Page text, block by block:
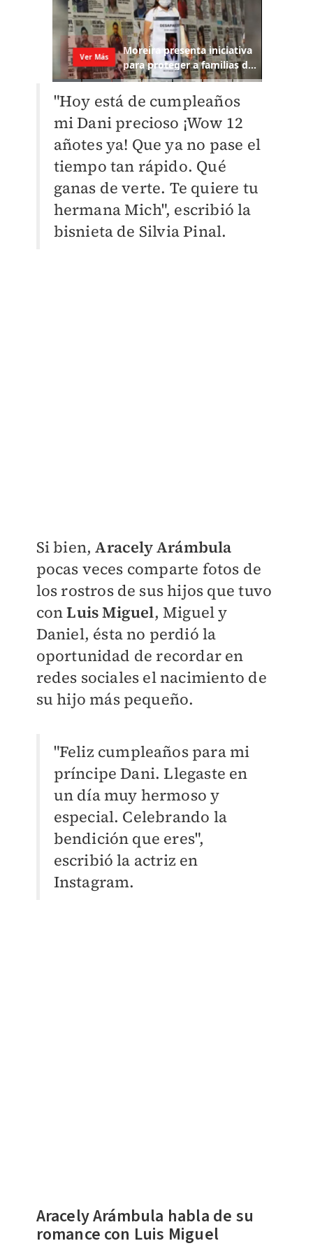
"Hoy está de cumpleaños
mi Dani precioso ¡Wow 12
añotes ya! Que ya no pase el
tiempo tan rápido. Qué
ganas de verte. Te quiere tu
hermana Mich", escribió la
bisnieta de Silvia Pinal.
Si bien, Aracely Arámbula
pocas veces comparte fotos de
los rostros de sus hijos que tuvo
conLuis Miguel, Miguel y
Daniel, ésta no perdió la
oportunidad de recordar en
redes sociales el nacimiento de
su hijo más pequeño.
"Feliz cumpleaños para mi
príncipe Dani. Llegaste en
un día muy hermoso y
especial. Celebrando la
bendición que eres",
escribió la actriz en
Instagram.
Aracely Arámbula habla de su
romance con Luis Miguel